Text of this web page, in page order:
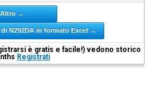
Altro →
N292DA in formato Excel →
è gratis e facile!) vedono storico
Registrati